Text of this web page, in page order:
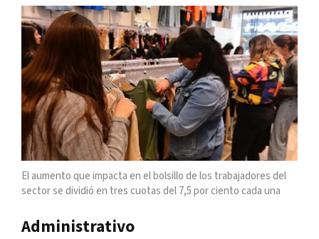
El aumento que impacta en el bolsillo de los trabajadores del
sector se dividió en tres cuotas del 7,5 por ciento cada una
Administrativo